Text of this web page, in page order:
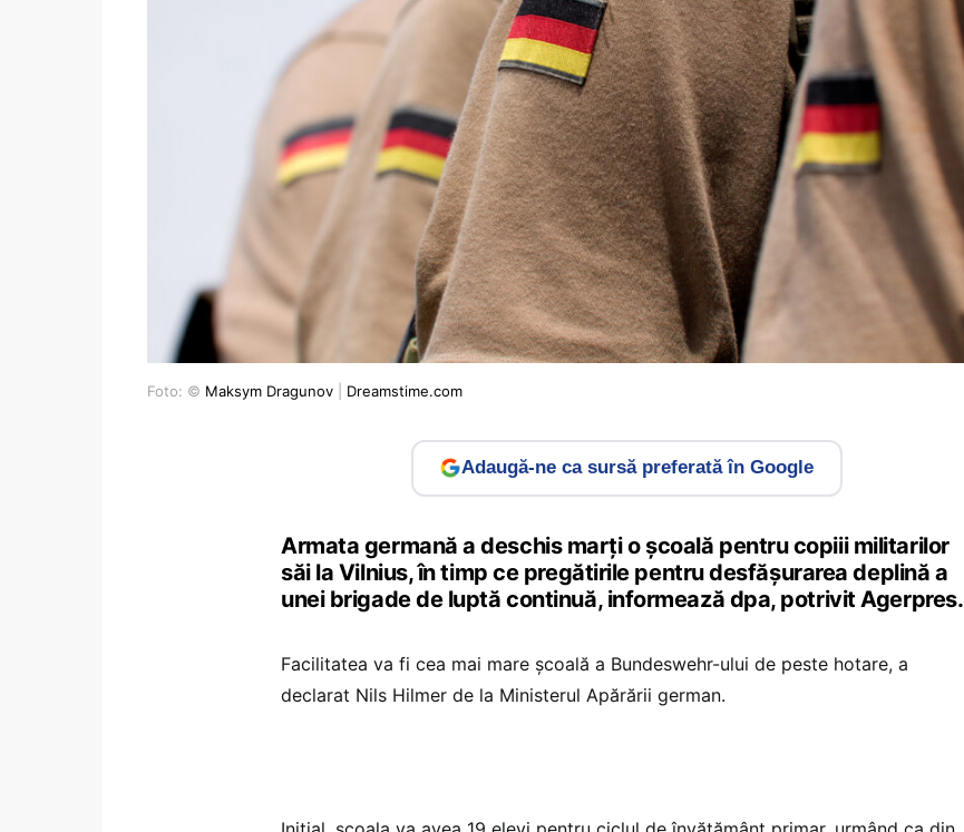
Foto: © Maksym Dragunov Dreamstime.com
Adaugă-ne ca sursă preferată în Google
Armata germană a deschis marți o școală pentru copiii militarilor
săi la Vilnius, în timp ce pregătirile pentru desfăşurarea deplină a
unei brigade de luptă continuă, informează dpa, potrivit Agerpres.
Facilitatea va fi cea mai mare şcoală a Bundeswehr-ului de peste hotare, a
declarat Nils Hilmer de la Ministerul Apărării german.